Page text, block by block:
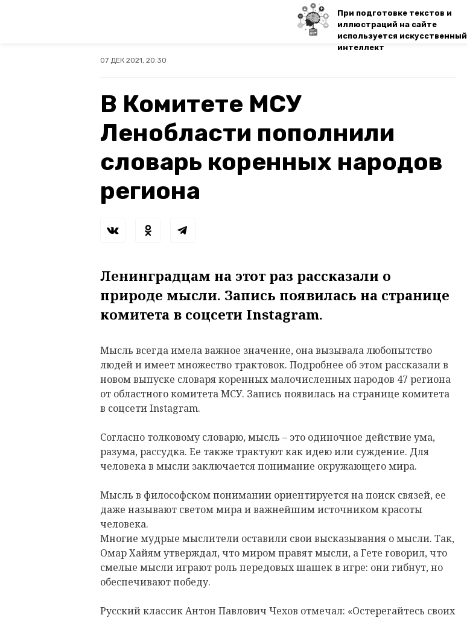
При подготовке текстов и
иллюстраций на сайте
используется искусственный
интеллект
07 ДЕК 2021, 20:30
В Комитете МСУ
Ленобласти пополнили
словарь коренных народов
региона
Ленинградцам на этот раз рассказали о
природе мысли. Запись появилась на странице
комитета в соцсети Instagram.
Мысль всегда имела важное значение, она вызывала любопытство
людей и имеет множество трактовок. Подробнее об этом рассказали в
новом выпуске словаря коренных малочисленных народов 47 региона
от областного комитета МСУ. Запись появилась на странице комитета
в соцсети Instagram.
Согласно толковому словарю, мысль – это одиночное действие ума,
разума, рассудка. Ее также трактуют как идею или суждение. Для
человека в мысли заключается понимание окружающего мира.
Мысль в философском понимании ориентируется на поиск связей, ее
даже называют светом мира и важнейшим источником красоты
человека.
Многие мудрые мыслители оставили свои высказывания о мысли. Так,
Омар Хайям утверждал, что миром правят мысли, а Гете говорил, что
смелые мысли играют роль передовых шашек в игре: они гибнут, но
обеспечивают победу.
Русский классик Антон Павлович Чехов отмечал: «Остерегайтесь своих